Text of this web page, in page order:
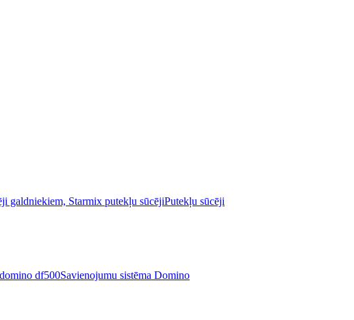
Putekļu sūcēji
Savienojumu sistēma Domino